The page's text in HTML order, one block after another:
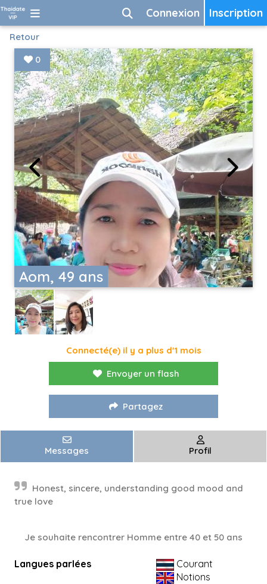
Inscription
Connexion
Retour
Aom, 49 ans
0
Connecté(e) il y a plus d'1 mois
Envoyer un flash
Partagez
Messages Profil
Honest, sincere, understanding good mood and
true love
Je souhaite rencontrer Homme entre 40 et 50 ans
Langues parlées
Courant
Notions